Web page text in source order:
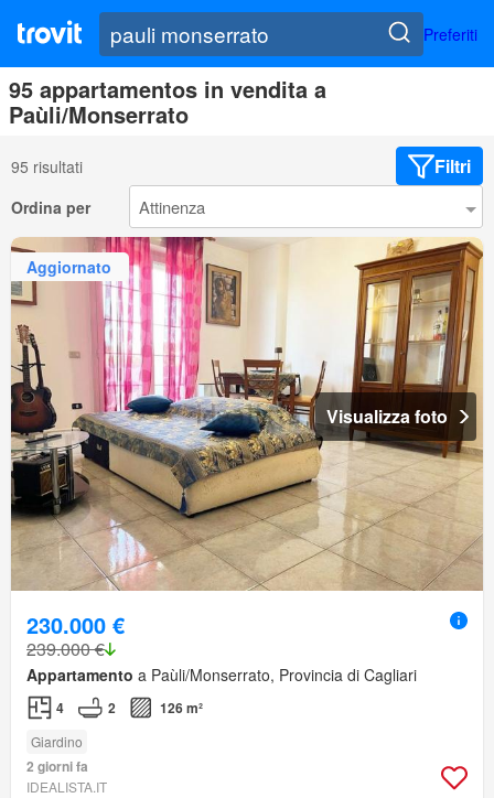
Preferiti
95 appartamentos in vendita a
Paùli/Monserrato
95 risultati Filtri
Ordina per
Aggiornato
Visualizza foto
230.000 €
239.000 €
Appartamento a Paùli/Monserrato, Provincia di Cagliari
4 2 126 m²
Giardino
2 giorni fa
IDEALISTA.IT